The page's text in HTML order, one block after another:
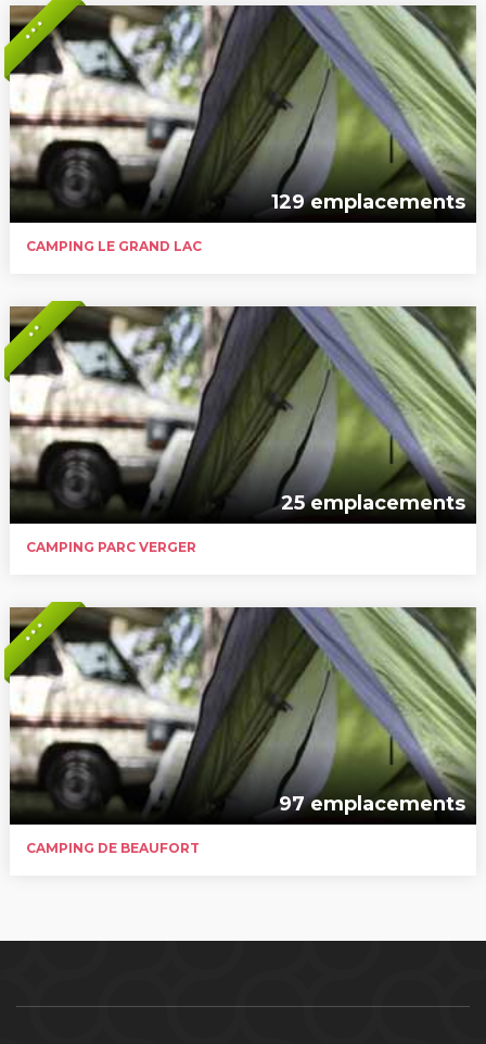
* * *
129 emplacements
CAMPING LE GRAND LAC
* *
25 emplacements
CAMPING PARC VERGER
* * *
97 emplacements
CAMPING DE BEAUFORT